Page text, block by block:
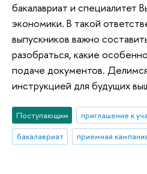
бакалавриат и специалитет
экономики. В такой
выпускников важно
разобраться, какие
подаче документов.
инструкцией для будущих
Поступающим приглашение к
бакалавриат
приемная